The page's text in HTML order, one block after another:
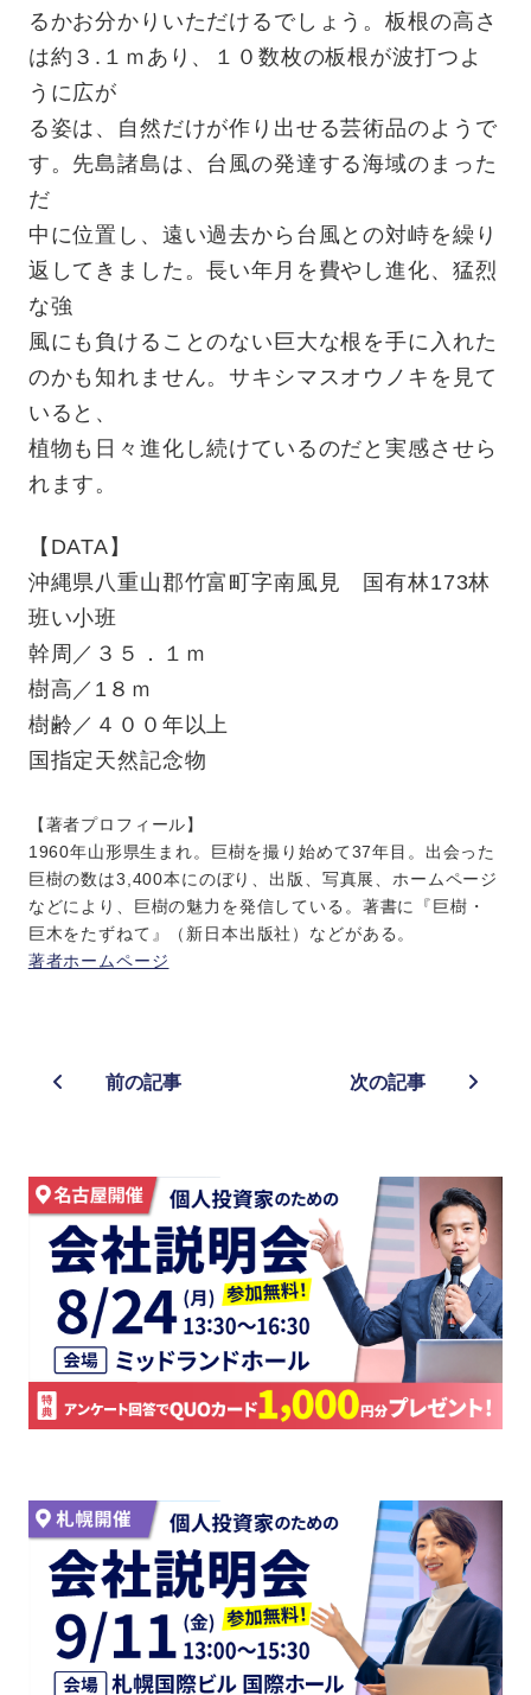
るかお分かりいただけるでしょう。板根の高さ
は約３.１ｍあり、１０数枚の板根が波打つよ
うに広が
る姿は、自然だけが作り出せる芸術品のようで
す。先島諸島は、台風の発達する海域のまった
だ
中に位置し、遠い過去から台風との対峙を繰り
返してきました。長い年月を費やし進化、猛烈
な強
風にも負けることのない巨大な根を手に入れた
のかも知れません。サキシマスオウノキを見て
いると、
植物も日々進化し続けているのだと実感させら
れます。
【DATA】
沖縄県八重山郡竹富町字南風見 国有林173林
班い小班
幹周／３５．１ｍ
樹高／1８ｍ
樹齢／４００年以上
国指定天然記念物
【著者プロフィール】
1960年山形県生まれ。巨樹を撮り始めて37年目。出会った
巨樹の数は3,400本にのぼり、出版、写真展、ホームページ
などにより、巨樹の魅力を発信している。著書に『巨樹・
巨木をたずねて』（新日本出版社）などがある。
著者ホームページ
前の記事 次の記事